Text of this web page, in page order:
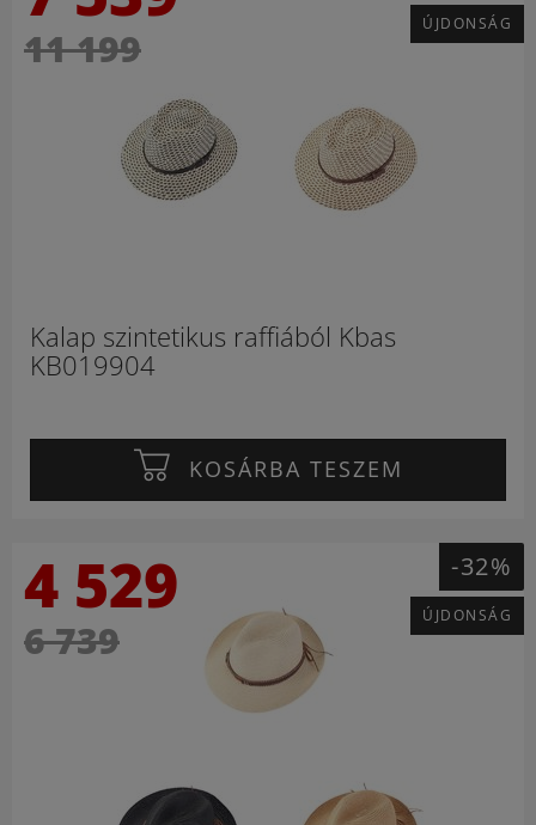
11 199
ÚJDONSÁG
Kalap szintetikus raffiából Kbas
KB019904
KOSÁRBA TESZEM
4 529
6 739
-32%
ÚJDONSÁG